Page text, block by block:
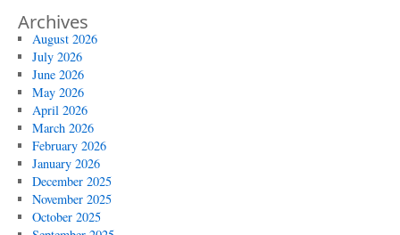
Archives
August 2026
July 2026
June 2026
May 2026
April 2026
March 2026
February 2026
January 2026
December 2025
November 2025
October 2025